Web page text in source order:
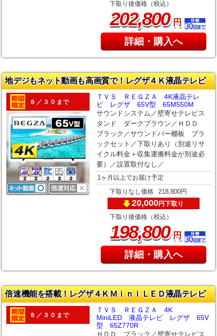
下取り後価格（税込）
202,800円
詳細・購入へ
地デジもネット動画も高画質で！レグザ４Ｋ液晶テレビ
８／３０まで
ＴＶＳ ＲＥＧＺＡ 4K液晶テレ
ビ レグザ 65V型 65M550M
サウンドシステム／壁寄せテレビス
タンド ダークブラウン／ＨＤＤ
ブラック／サウンドバー棚板 ブラ
ックセット／下取りあり（別途リサ
イクル料金＋収集運搬料金が別途必
要）／設置取付なし／
1ヶ月以上でお届け予定
下取りなし価格 218,800円
20,000円下取り
下取り後価格（税込）
198,800円
詳細・購入へ
倍速機能を搭載！レグザ４ＫＭｉｎｉＬＥＤ液晶テレビ
８／３０まで
ＴＶＳ ＲＥＧＺＡ 4K
MiniLED 液晶テレビ レグザ 65V
型 65Z770R
ＨＤＤ ブラック／壁寄せテレビス